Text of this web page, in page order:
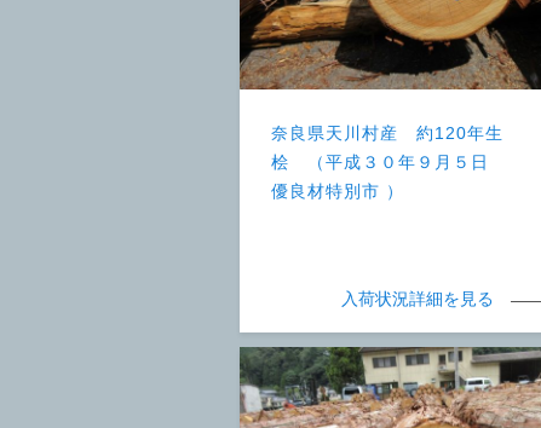
奈良県天川村産 約120年生
桧 （平成３０年９月５日
優良材特別市 ）
入荷状況詳細を見る